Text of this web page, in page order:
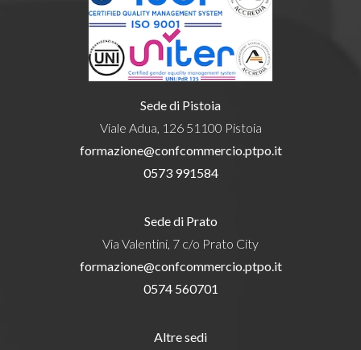
Sede di Pistoia
Viale Adua, 126 51100 Pistoia
formazione@confcommercio.ptpo.it
0573 991584
Sede di Prato
Via Valentini, 7 c/o Prato City
formazione@confcommercio.ptpo.it
0574 560701
Altre sedi